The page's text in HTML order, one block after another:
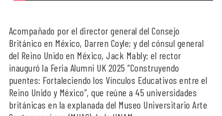
Acompañado por el director general del Consejo
Británico en México, Darren Coyle; y del cónsul general
del Reino Unido en México, Jack Mably; el rector
inauguró la Feria Alumni UK 2025 “Construyendo
puentes: Fortaleciendo los Vínculos Educativos entre el
Reino Unido y México”, que reúne a 45 universidades
británicas en la explanada del Museo Universitario Arte